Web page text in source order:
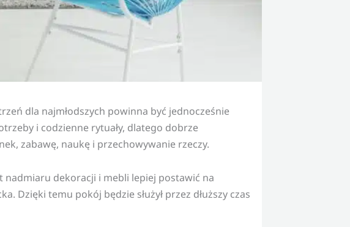
dla najmłodszych powinna być jednocześnie
i codzienne rytuały, dlatego dobrze
zabawę, naukę i przechowywanie rzeczy.
nadmiaru dekoracji i mebli lepiej postawić na
Dzięki temu pokój będzie służył przez dłuższy czas